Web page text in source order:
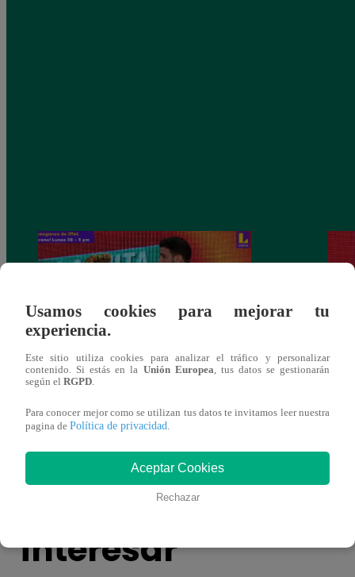
La Ruta del Amor volvió a reencontrar a
También te puede
interesar
Usamos cookies para mejorar tu
experiencia.
Este sitio utiliza cookies para analizar el tráfico y personalizar
contenido. Si estás en la Unión Europea, tus datos se gestionarán
según el RGPD.
Para conocer mejor como se utilizan tus datos te invitamos leer nuestra
pagina de Política de privacidad.
Aceptar Cookies
Rechazar